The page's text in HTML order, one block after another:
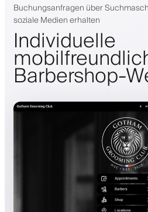
Buchungsanfragen über
soziale Medien erhalten
Individuelle
Barbershop-